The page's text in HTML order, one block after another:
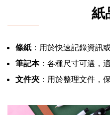
紙
條紙 ：用於快速記錄資訊
筆記本：各種尺寸可選，
文件夾 ：用於整理文件，